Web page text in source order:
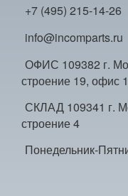
+7 (495) 215-14-26
info@incomparts.ru
ОФИС 109382 г.
строение 19, офис
СКЛАД 109341 г.
строение 4
Понедельник-